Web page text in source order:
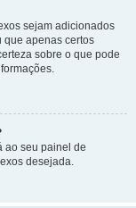
sejam adicionados
que apenas certos
sobre o que pode
ao seu painel de
desejada.